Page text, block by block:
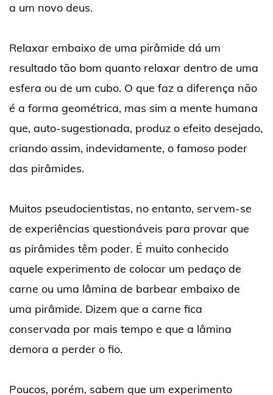
a um novo deus.
Relaxar embaixo de uma pirâmide dá um
resultado tão bom quanto relaxar dentro de uma
esfera ou de um cubo. O que faz a diferença não
é a forma geométrica, mas sim a mente humana
que, auto-sugestionada, produz o efeito desejado,
criando assim, indevidamente, o famoso poder
das pirâmides.
Muitos pseudocientistas, no entanto, servem-se
de experiências questionáveis para provar que
as pirâmides têm poder. É muito conhecido
aquele experimento de colocar um pedaço de
carne ou uma lâmina de barbear embaixo de
uma pirâmide. Dizem que a carne fica
conservada por mais tempo e que a lâmina
demora a perder o fio.
Poucos, porém, sabem que um experimento